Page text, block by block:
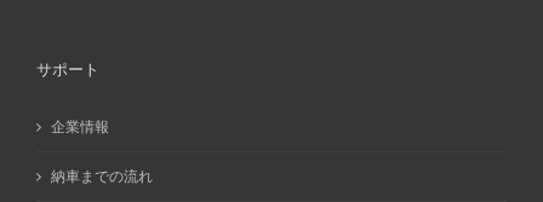
サポート
企業情報
納車までの流れ